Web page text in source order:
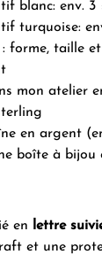
blanc: env. 3
turquoise:
: forme, taille
mon atelier
en argent
boîte à bijou
en lettre
et une